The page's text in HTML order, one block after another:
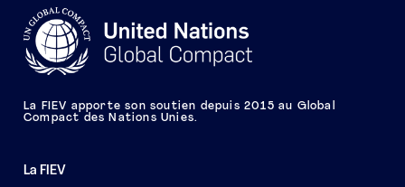
La FIEV
La FIEV apporte son soutien depuis 2015 au Global
Compact des Nations Unies.